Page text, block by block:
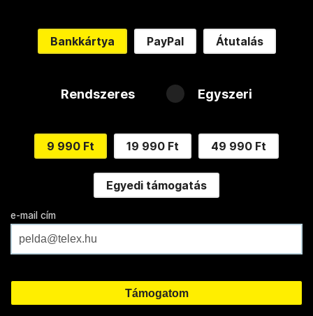
Bankkártya PayPal Átutalás
Rendszeres Egyszeri
9 990 Ft 19 990 Ft 49 990 Ft
Egyedi támogatás
e-mail cím